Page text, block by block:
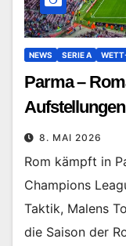
NEWS SERIE A
Parma –
8. MAI 2026
Rom kämpft in
Champions
Taktik, Malens
die Saison der